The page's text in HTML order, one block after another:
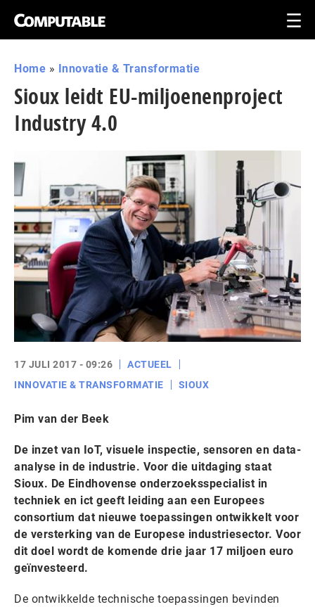
Home » Innovatie & Transformatie
Sioux leidt EU-miljoenenproject
Industry 4.0
17 JULI 2017 - 09:26
ACTUEEL
INNOVATIE & TRANSFORMATIE
SIOUX
Pim van der Beek
De inzet van IoT, visuele inspectie, sensoren en data-
analyse in de industrie. Voor die uitdaging staat
Sioux. De Eindhovense onderzoeksspecialist in
techniek en ict geeft leiding aan een Europees
consortium dat nieuwe toepassingen ontwikkelt voor
de versterking van de Europese industriesector. Voor
dit doel wordt de komende drie jaar 17 miljoen euro
geïnvesteerd.
De ontwikkelde technische toepassingen bevinden